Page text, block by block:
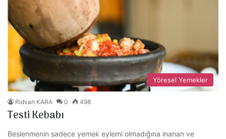
Yöresel Yemekler
Ridvan KARA 0 498
Testi Kebabı
Beslenmenin sadece yemek eylemi olmadığına inanan ve